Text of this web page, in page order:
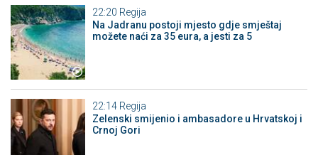
22:20 Regija
Na Jadranu postoji mjesto gdje smještaj
možete naći za 35 eura, a jesti za 5
22:14 Regija
Zelenski smijenio i ambasadore u Hrvatskoj i
Crnoj Gori